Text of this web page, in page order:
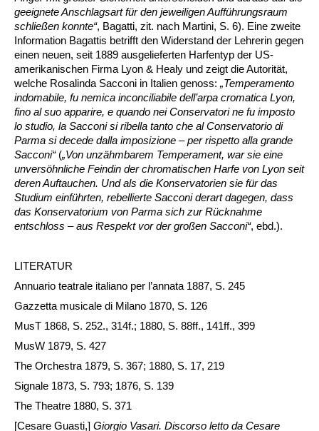
geeignete Anschlagsart für den jeweiligen Aufführungsraum
schließen konnte“, Bagatti, zit. nach Martini, S. 6). Eine zweite
Information Bagattis betrifft den Widerstand der Lehrerin gegen
einen neuen, seit 1889 ausgelieferten Harfentyp der US-
amerikanischen Firma Lyon & Healy und zeigt die Autorität,
welche Rosalinda Sacconi in Italien genoss: „Temperamento
indomabile, fu nemica inconciliabile dell’arpa cromatica Lyon,
fino al suo apparire, e quando nei Conservatori ne fu imposto
lo studio, la Sacconi si ribella tanto che al Conservatorio di
Parma si decede dalla imposizione – per rispetto alla grande
Sacconi“(„Von unzähmbarem Temperament, war sie eine
unversöhnliche Feindin der chromatischen Harfe von Lyon seit
deren Auftauchen. Und als die Konservatorien sie für das
Studium einführten, rebellierte Sacconi derart dagegen, dass
das Konservatorium von Parma sich zur Rücknahme
entschloss – aus Respekt vor der großen Sacconi“, ebd.).
LITERATUR
Annuario teatrale italiano per l’annata 1887, S. 245
Gazzetta musicale di Milano 1870, S. 126
MusT 1868, S. 252., 314f.; 1880, S. 88ff., 141ff., 399
MusW 1879, S. 427
The Orchestra 1879, S. 367; 1880, S. 17, 219
Signale 1873, S. 793; 1876, S. 139
The Theatre 1880, S. 371
[Cesare Guasti,] Giorgio Vasari. Discorso letto da Cesare